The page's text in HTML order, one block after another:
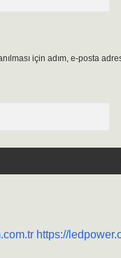
için adım, e-posta
https://